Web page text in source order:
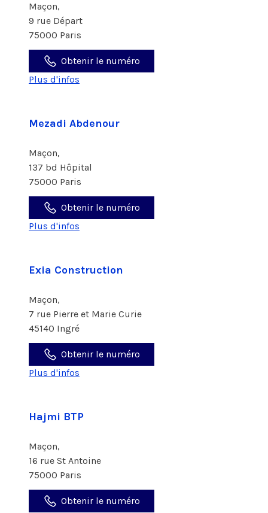
Maçon,
9 rue Départ
75000 Paris
Obtenir le numéro
Plus d'infos
Mezadi Abdenour
Maçon,
137 bd Hôpital
75000 Paris
Obtenir le numéro
Plus d'infos
Exia Construction
Maçon,
7 rue Pierre et Marie Curie
45140 Ingré
Obtenir le numéro
Plus d'infos
Hajmi BTP
Maçon,
16 rue St Antoine
75000 Paris
Obtenir le numéro